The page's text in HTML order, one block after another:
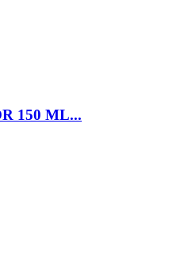
150 ML...